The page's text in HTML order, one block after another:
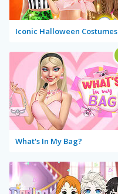
Iconic Halloween Costumes
What's In My Bag?